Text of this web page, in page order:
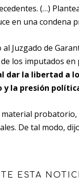
(…)
en una condena
Juzgado de
los imputados
dar la libertad a
y la presión
De tal modo,
ESTA